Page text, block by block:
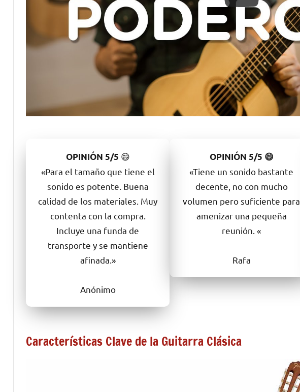
OPINIÓN 5/5 😄
«Para el tamaño que tiene el
sonido es potente. Buena
calidad de los materiales. Muy
contenta con la compra.
Incluye una funda de
transporte y se mantiene
afinada.»
Anónimo
OPINIÓN 5/5 😄
«Tiene un sonido bastante
decente, no con mucho
volumen pero suficiente para
amenizar una pequeña
reunión. «
Rafa
Características Clave de la Guitarra Clásica